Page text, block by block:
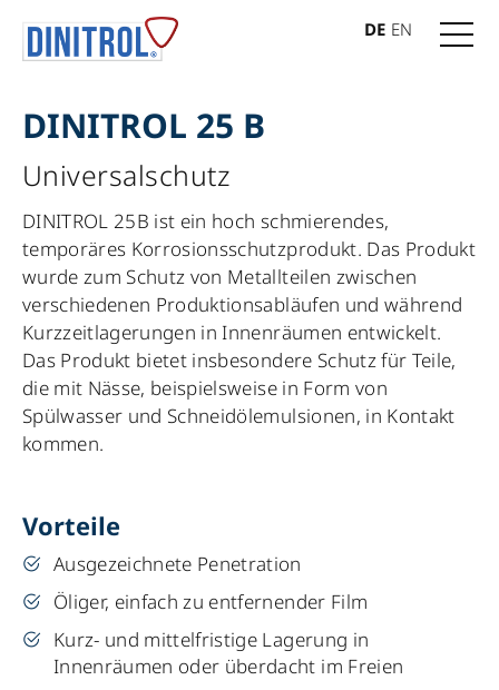
DE EN
DINITROL 25 B
Universalschutz
DINITROL 25B ist ein hoch schmierendes,
temporäres Korrosionsschutzprodukt. Das Produkt
wurde zum Schutz von Metallteilen zwischen
verschiedenen Produktionsabläufen und während
Kurzzeitlagerungen in Innenräumen entwickelt.
Das Produkt bietet insbesondere Schutz für Teile,
die mit Nässe, beispielsweise in Form von
Spülwasser und Schneidölemulsionen, in Kontakt
kommen.
Vorteile
Ausgezeichnete Penetration
Öliger, einfach zu entfernender Film
Kurz- und mittelfristige Lagerung in
Innenräumen oder überdacht im Freien